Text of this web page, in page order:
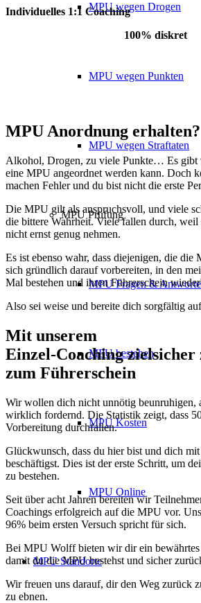
MPU wegen Drogen
MPU wegen Punkten
MPU wegen Straftaten
MPU Prüfung
MPU Fragen &
MPU bestehen
MPU Kosten
MPU Online
MPU Standorte
Individuelles 1:1 Coaching
100% diskret
MPU Anordnung erhalten?
Alkohol, Drogen, zu viele Punkte… Es gibt
eine MPU angeordnet werden kann. Doch
machen Fehler und du bist nicht die erste
Die MPU gilt als anspruchsvoll, und viele
die bittere Wahrheit. Viele fallen durch, weil
nicht ernst genug nehmen.
Es ist ebenso wahr, dass diejenigen, die die
sich gründlich darauf vorbereiten, in den
Mal bestehen und ihren Führerschein
Also sei weise und bereite dich sorgfältig
Mit unserem
Einzel-Coaching
zum Führerschein
Wir wollen dich nicht unnötig beunruhigen,
wirklich fordernd. Die Statistik zeigt, dass
Vorbereitung durchfallen.
Glückwunsch, dass du hier bist und dich
beschäftigst. Dies ist der erste Schritt, um
zu bestehen.
Seit über acht Jahren bereiten wir
Coachings erfolgreich auf die MPU vor.
96% beim ersten Versuch spricht für sich.
Bei MPU Wolff bieten wir dir ein
damit du die MPU bestehst und sicher
Wir freuen uns darauf, dir den Weg zurück
zu ebnen.